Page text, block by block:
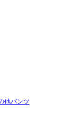
他パンツ